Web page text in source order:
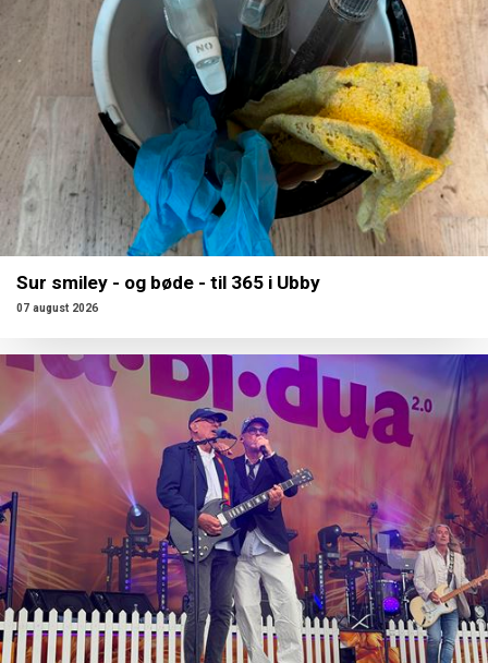
Sur smiley - og bøde - til 365 i Ubby
07 august 2026